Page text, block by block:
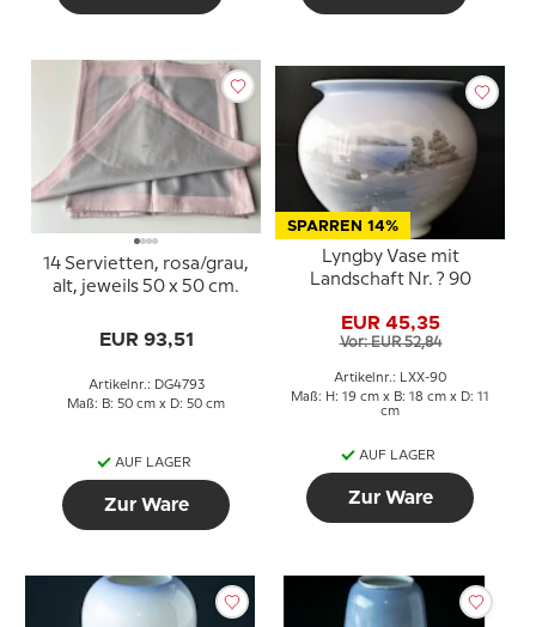
14 Servietten, rosa/grau,
alt, jeweils 50 x 50 cm.
EUR 93,51
Artikelnr.: DG4793
Maß: B: 50 cm x D: 50 cm
AUF LAGER
Zur Ware
SPARREN 14%
Lyngby Vase mit
Landschaft Nr. ? 90
EUR 45,35
Vor: EUR 52,84
Artikelnr.: LXX-90
Maß: H: 19 cm x B: 18 cm x D: 11
cm
AUF LAGER
Zur Ware